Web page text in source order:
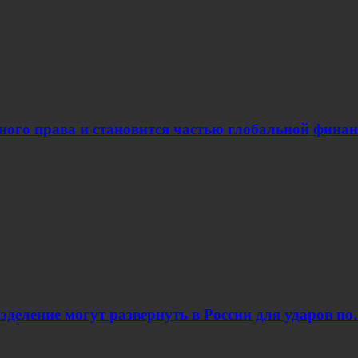
права и становится частью глобальной
могут развернуть в России для ударов